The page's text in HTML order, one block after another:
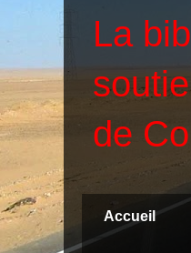
La
de
Accueil